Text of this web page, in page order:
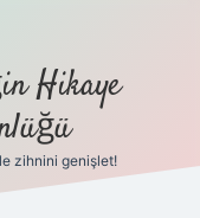
Hikaye
zihnini genişlet!